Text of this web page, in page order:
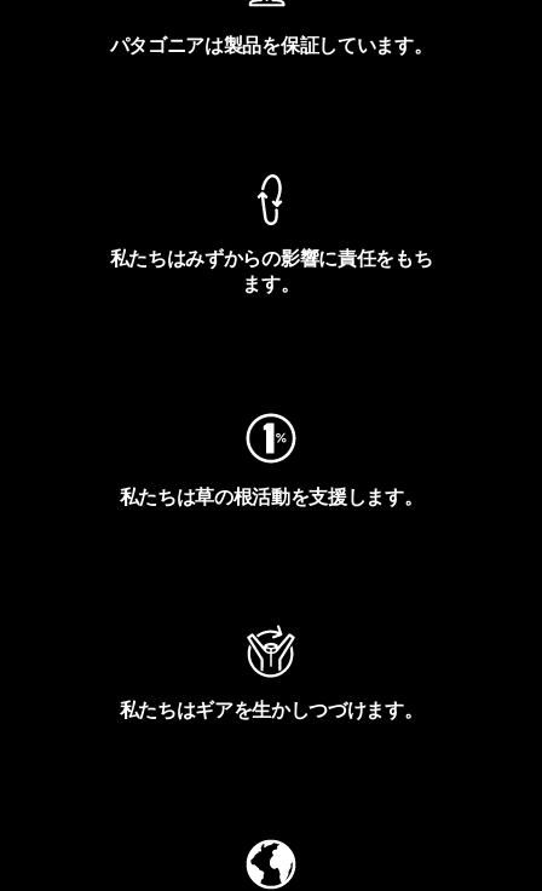
パタゴニアは製品を保証しています。
私たちはみずからの影響に責任をもち
ます。
私たちは草の根活動を支援します。
私たちはギアを生かしつづけます。